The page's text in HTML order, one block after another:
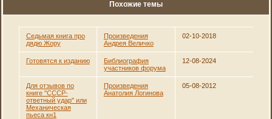
Похожие темы
Седьмая книга про
дядю Жору
Произведения
Андрея Величко
02-10-2018
Готовятся к изданию
Библиография
участников форума
12-08-2024
Для отзывов по
книге "СССР-
ответный удар" или
Механическая
пьеса кн1
Произведения
Анатолия Логинова
05-08-2012